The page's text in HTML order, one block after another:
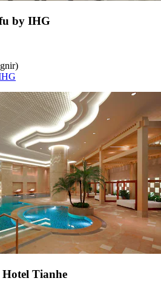
by IHG
Tianhe